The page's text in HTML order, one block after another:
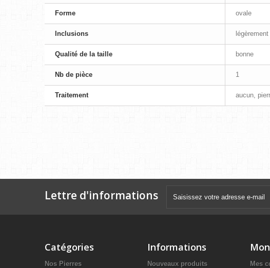
Forme ovale
Inclusions
Qualité de la taille bonne
Nb de pièce 1
Traitement aucun,
Lettre d'informations
Catégories
Nos Pierres
Informations
Nouveaux produits Mes